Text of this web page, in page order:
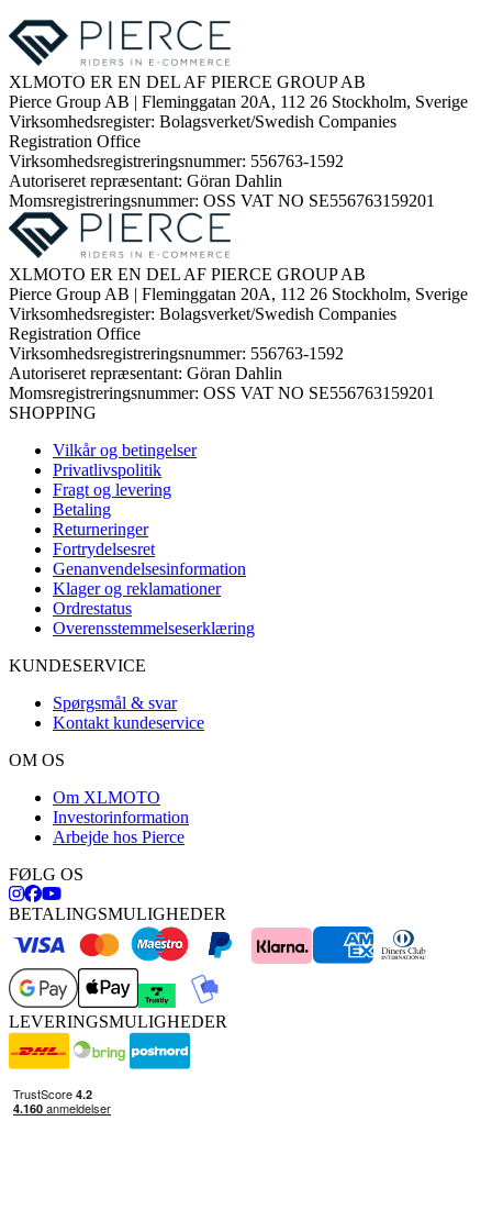
XLMOTO ER EN DEL AF PIERCE GROUP AB
Pierce Group AB | Fleminggatan 20A, 112 26 Stockholm, Sverige
Virksomhedsregister: Bolagsverket/Swedish Companies
Registration Office
Virksomhedsregistreringsnummer: 556763-1592
Autoriseret repræsentant: Göran Dahlin
Momsregistreringsnummer: OSS VAT NO SE556763159201
XLMOTO ER EN DEL AF PIERCE GROUP AB
Pierce Group AB | Fleminggatan 20A, 112 26 Stockholm, Sverige
Virksomhedsregister: Bolagsverket/Swedish Companies
Registration Office
Virksomhedsregistreringsnummer: 556763-1592
Autoriseret repræsentant: Göran Dahlin
Momsregistreringsnummer: OSS VAT NO SE556763159201
SHOPPING
Vilkår og betingelser
Privatlivspolitik
Fragt og levering
Betaling
Returneringer
Fortrydelsesret
Genanvendelsesinformation
Klager og reklamationer
Ordrestatus
Overensstemmelseserklæring
KUNDESERVICE
Spørgsmål & svar
Kontakt kundeservice
OM OS
Om XLMOTO
Investorinformation
Arbejde hos Pierce
FØLG OS
BETALINGSMULIGHEDER
LEVERINGSMULIGHEDER